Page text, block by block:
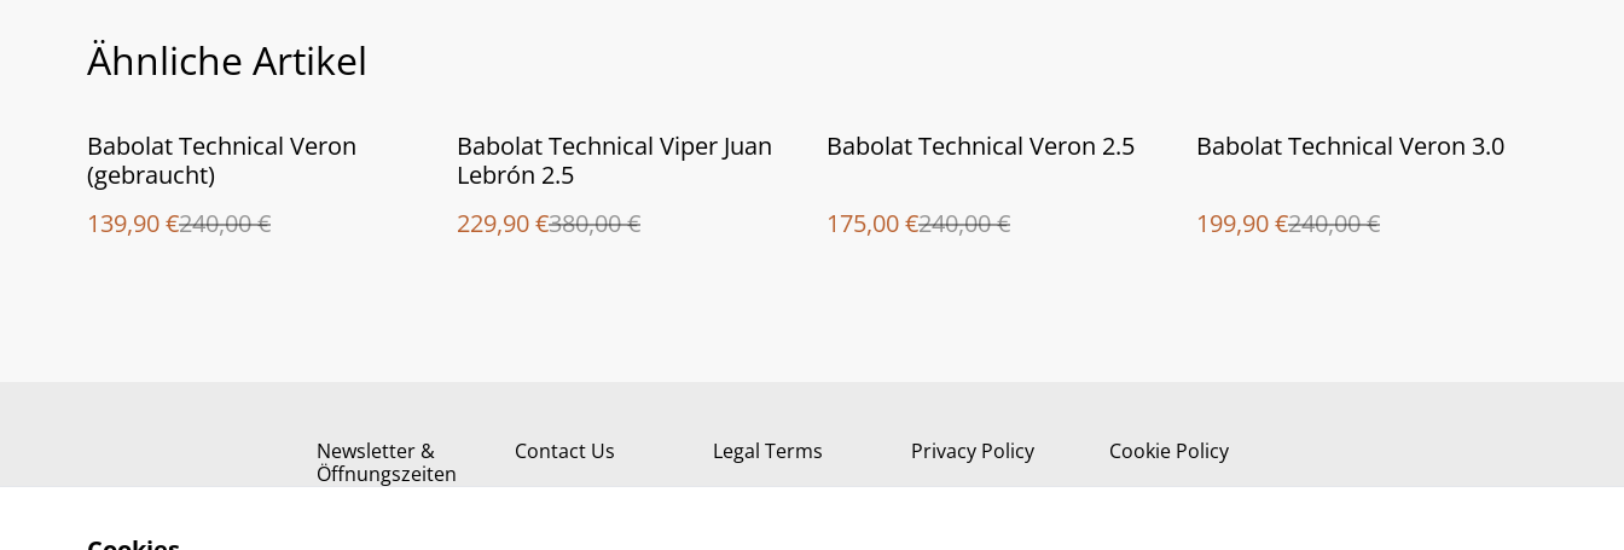
Ähnliche Artikel
%
Babolat Technical Veron
(gebraucht)
139,90 €240,00 €
%
Babolat Technical Viper Juan
Lebrón 2.5
229,90 €380,00 €
%
Babolat Technical Veron 2.5
175,00 €240,00 €
%
Babolat Technical Veron 3.0
199,90 €240,00 €
Newsletter &
Öffnungszeiten
Contact Us Legal Terms Privacy Policy Cookie Policy